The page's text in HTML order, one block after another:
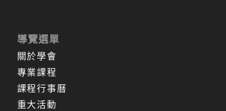
導覽選單
關於學會
專業課程
課程行事曆
重大活動